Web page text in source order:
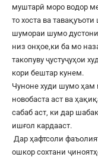
муштарӣ моро водор
то хоста ва
шумораи шумо
низ онҳое,ки ба мо
такопуву ҷустуҷуҳои
кори бештар кунем.
Чуноне худи шумо
новобаста аст ва
сабаб аст, ки дар
ишғол кардааст.
Дар ҳафтсоли
ошкор сохтани